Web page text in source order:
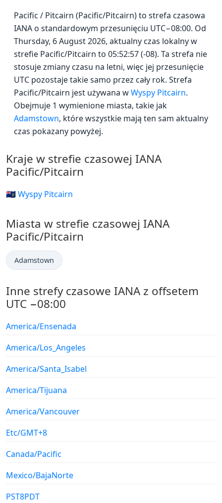
Pacific / Pitcairn (Pacific/Pitcairn) to strefa czasowa
IANA o standardowym przesunięciu UTC−08:00. Od
Thursday, 6 August 2026, aktualny czas lokalny w
strefie Pacific/Pitcairn to 05:52:57 (-08). Ta strefa nie
stosuje zmiany czasu na letni, więc jej przesunięcie
UTC pozostaje takie samo przez cały rok. Strefa
Pacific/Pitcairn jest używana wWyspy Pitcairn.
Obejmuje 1 wymienione miasta, takie jak
Adamstown, które wszystkie mają ten sam aktualny
czas pokazany powyżej.
Kraje w strefie czasowej IANA
Pacific/Pitcairn
🇵🇳 Wyspy Pitcairn
Miasta w strefie czasowej IANA
Pacific/Pitcairn
Adamstown
Inne strefy czasowe IANA z offsetem
UTC −08:00
America/Ensenada
America/Los_Angeles
America/Santa_Isabel
America/Tijuana
America/Vancouver
Etc/GMT+8
Canada/Pacific
Mexico/BajaNorte
PST8PDT